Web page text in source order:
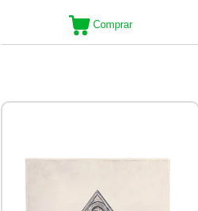
Comprar